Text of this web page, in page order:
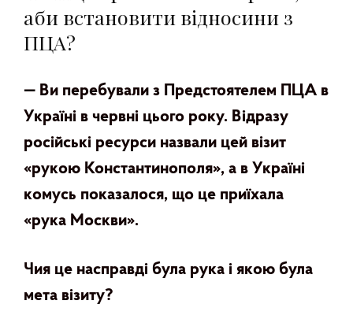
аби встановити відносини з
ПЦА?
— Ви перебували з Предстоятелем ПЦА в
Україні в червні цього року. Відразу
російські ресурси назвали цей візит
«рукою Константинополя», а в Україні
комусь показалося, що це приїхала
«рука Москви».
Чия це насправді була рука і якою була
мета візиту?